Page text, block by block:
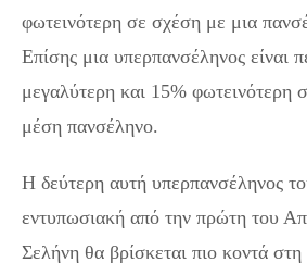
φωτεινότερη σε σχέση με μια
Επίσης μια υπερπανσέληνος είναι
μεγαλύτερη και 15% φωτεινότερη
μέση πανσέληνο.
Η δεύτερη αυτή υπερπανσέληνος
εντυπωσιακή από την πρώτη του
Σελήνη θα βρίσκεται πιο κοντά